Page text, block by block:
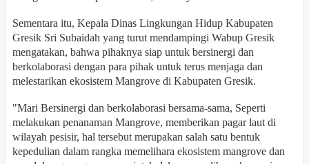
Sementara itu, Kepala Dinas Lingkungan Hidup Kabupaten
Gresik Sri Subaidah yang turut mendampingi Wabup Gresik
mengatakan, bahwa pihaknya siap untuk bersinergi dan
berkolaborasi dengan para pihak untuk terus menjaga dan
melestarikan ekosistem Mangrove di Kabupaten Gresik.
"Mari Bersinergi dan berkolaborasi bersama-sama, Seperti
melakukan penanaman Mangrove, memberikan pagar laut di
wilayah pesisir, hal tersebut merupakan salah satu bentuk
kepedulian dalam rangka memelihara ekosistem mangrove dan